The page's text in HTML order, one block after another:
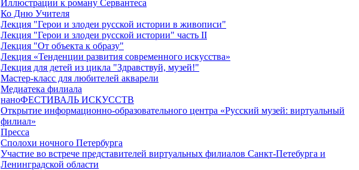
Иллюстрации к роману Сервантеса
Ко Дню Учителя
Лекция "Герои и злодеи русской истории в живописи"
Лекция "Герои и злодеи русской истории" часть II
Лекция "От объекта к образу"
Лекция «Тенденции развития современного искусства»
Лекция для детей из цикла "Здравствуй, музей!"
Мастер-класс для любителей акварели
Медиатека филиала
наноФЕСТИВАЛЬ ИСКУССТВ
Открытие информационно-образовательного центра «Русский музей: виртуальный
филиал»
Пресса
Сполохи ночного Петербурга
Участие во встрече представителей виртуальных филиалов Санкт-Петебурга и
Ленинградской области